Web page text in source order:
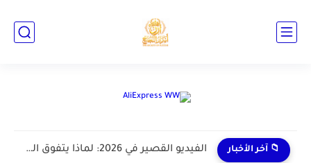
📁 آخر الأخبار